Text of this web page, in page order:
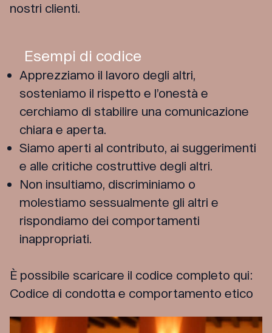
nostri clienti.
Esempi di codice
Apprezziamo il lavoro degli altri,
sosteniamo il rispetto e l’onestà e
cerchiamo di stabilire una comunicazione
chiara e aperta.
Siamo aperti al contributo, ai suggerimenti
e alle critiche costruttive degli altri.
Non insultiamo, discriminiamo o
molestiamo sessualmente gli altri e
rispondiamo dei comportamenti
inappropriati.
È possibile scaricare il codice completo qui:
Codice di condotta e comportamento etico